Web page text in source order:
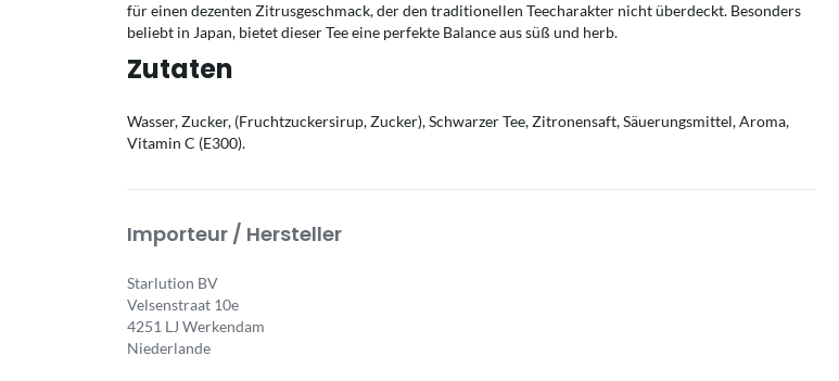
für einen dezenten Zitrusgeschmack, der den traditionellen Teecharakter nicht überdeckt. Besonders
beliebt in Japan, bietet dieser Tee eine perfekte Balance aus süß und herb.
Zutaten
Wasser, Zucker, (Fruchtzuckersirup, Zucker), Schwarzer Tee, Zitronensaft, Säuerungsmittel, Aroma,
Vitamin C (E300).
Importeur / Hersteller
Starlution BV
Velsenstraat 10e
4251 LJ Werkendam
Niederlande